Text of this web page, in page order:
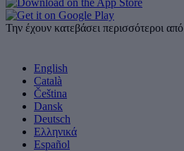
Την έχουν κατεβάσει περισσότεροι από
English
Català
Čeština
Dansk
Deutsch
Ελληνικά
Español